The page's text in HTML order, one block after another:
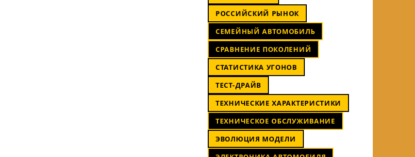
РОССИЙСКИЙ РЫНОК
СЕМЕЙНЫЙ АВТОМОБИЛЬ
СРАВНЕНИЕ ПОКОЛЕНИЙ
СТАТИСТИКА УГОНОВ
ТЕСТ-ДРАЙВ
ТЕХНИЧЕСКИЕ ХАРАКТЕРИСТИКИ
ТЕХНИЧЕСКОЕ ОБСЛУЖИВАНИЕ
ЭВОЛЮЦИЯ МОДЕЛИ